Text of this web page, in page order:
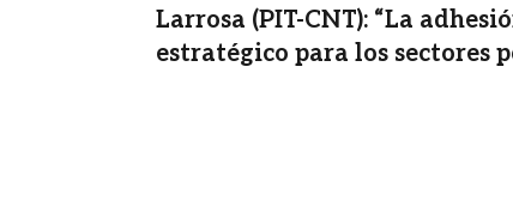
Larrosa (PIT-CNT): “La
estratégico para los sectores